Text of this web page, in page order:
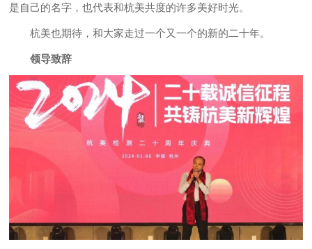
是自己的名字，也代表和杭美共度的许多美好时光。
杭美也期待，和大家走过一个又一个的新的二十年。
领导致辞